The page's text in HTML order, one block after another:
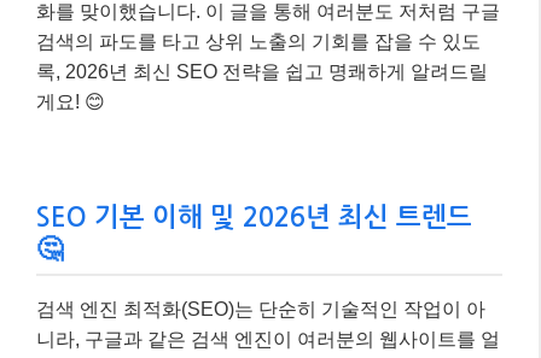
화를 맞이했습니다. 이 글을 통해 여러분도 저처럼 구글
검색의 파도를 타고 상위 노출의 기회를 잡을 수 있도
록, 2026년 최신 SEO 전략을 쉽고 명쾌하게 알려드릴
게요! 😊
SEO 기본 이해 및 2026년 최신 트렌드
🤔
검색 엔진 최적화(SEO)는 단순히 기술적인 작업이 아
니라, 구글과 같은 검색 엔진이 여러분의 웹사이트를 얼